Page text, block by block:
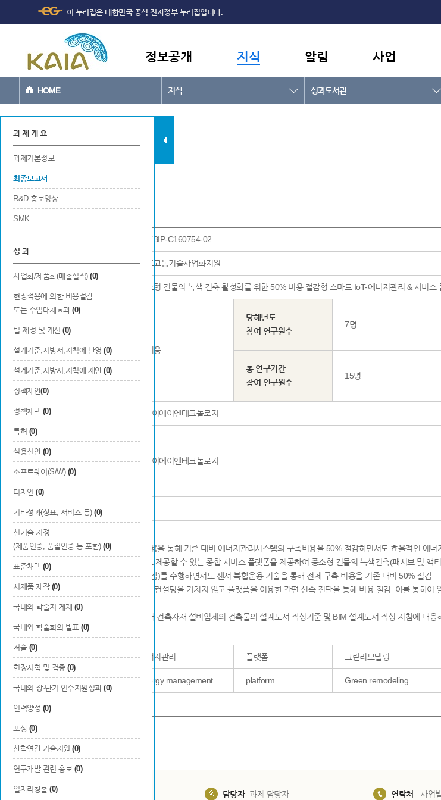
본문바로가기
이 누리집은 대한민국 공식 전자정부 누리집입니다.
정보공개 지식 알림 사업
HOME 지식 성과도서관
과제현황
과 제 개 요
과제기본정보
최종보고서
R&D 홍보영상
SMK
성 과
사업화/제품화(매출실적) (0)
현장적용에 의한 비용절감
또는 수입대체효과 (0)
법 제정 및 개선 (0)
설계기준,시방서,지침에 반영 (0)
설계기준,시방서,지침에 제안 (0)
정책제안(0)
정책채택 (0)
특허 (0)
실용신안 (0)
소프트웨어(S/W) (0)
디자인 (0)
기타성과(상표, 서비스 등) (0)
신기술 지정
(제품인증, 품질인증 등 포함) (0)
표준채택 (0)
시제품 제작 (0)
국내외 학술지 게재 (0)
국내외 학술회의 발표 (0)
저술 (0)
현장시험 및 검증 (0)
국내외 장·단기 연수지원성과 (0)
인력양성 (0)
포상 (0)
산학연간 기술지원 (0)
연구개발 관련 홍보 (0)
일자리창출 (0)
최종보고서
22TBIP-C160754-02
연구사업명 국토교통기술사업화지원
연구과제명 중소형 건물의 녹색 건축 활성화를 위한 50% 비용 절감형 스마트 IoT-에너지관리 & 서비스
연구책임자 신지웅
당해년도
참여 연구원수
7명
총 연구기간
참여 연구원수
15명
연구기관명 및 소속부서 (주)이에이엔테크놀로지
참여기업명
참여연구기관명 (주)이에이엔테크놀로지
등록 발간번호 -
ISBN
IoT센서 복합운용 및 저비용 기술 적용을 통해 기존 대비 에너지관리시스템의 구축비용을 50% 절감하면서도 효율적인 에
관련 기술/서비스 업체 연계 서비스도 제공할 수 있는 종합 서비스 플랫폼을 제공하여 중소형 건물의 녹색건축(패시브 및 액
□ 효율적인 에너지 관리(10~30% 절감)를 수행하면서도 센서 복합운용 기술을 통해 전체 구축 비용을 기존 대비 50% 절감
□ 소형 건물, 공동주택 경우 고비용의 컨설팅을 거치지 않고 플랫폼을 이용한 간편 신속 진단을 통해 비용 절감. 이를 통하
그린리모델링 지출을 감소.
□ BIM 라이브러리 생성서비스를 통해 건축자재 설비업체의 건축물의 설계도서 작성기준 및 BIM 설계도서 작성 지침에 대응
색인어
한글 에너지관리 플랫폼 그린리모델링
영문 Energy management platform Green remodeling
관련첨부파일
담당부서 담당자 과제 담당자 연락처 사업